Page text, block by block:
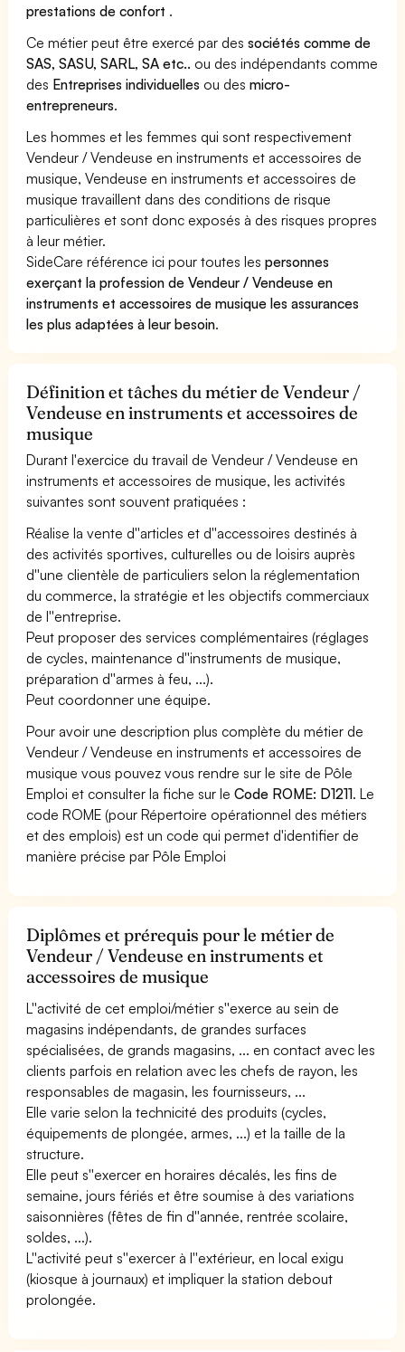
prestations de confort .
Ce métier peut être exercé par dessociétés comme de
SAS, SASU, SARL, SA etc.. ou des indépendants comme
des Entreprises individuelles ou desmicro-
entrepreneurs.
Les hommes et les femmes qui sont respectivement
Vendeur / Vendeuse en instruments et accessoires de
musique, Vendeuse en instruments et accessoires de
musique travaillent dans des conditions de risque
particulières et sont donc exposés à des risques propres
à leur métier.
SideCare référence ici pour toutes lespersonnes
exerçant la profession de Vendeur / Vendeuse en
instruments et accessoires de musique les assurances
les plus adaptées à leur besoin.
Définition et tâches du métier de Vendeur /
Vendeuse en instruments et accessoires de
musique
Durant l'exercice du travail de Vendeur / Vendeuse en
instruments et accessoires de musique, les activités
suivantes sont souvent pratiquées :
Réalise la vente d''articles et d''accessoires destinés à
des activités sportives, culturelles ou de loisirs auprès
d''une clientèle de particuliers selon la réglementation
du commerce, la stratégie et les objectifs commerciaux
de l''entreprise.
Peut proposer des services complémentaires (réglages
de cycles, maintenance d''instruments de musique,
préparation d''armes à feu, ...).
Peut coordonner une équipe.
Pour avoir une description plus complète du métier de
Vendeur / Vendeuse en instruments et accessoires de
musique vous pouvez vous rendre sur le site de Pôle
Emploi et consulter la fiche sur leCode ROME: D1211. Le
code ROME (pour Répertoire opérationnel des métiers
et des emplois) est un code qui permet d'identifier de
manière précise par Pôle Emploi
Diplômes et prérequis pour le métier de
Vendeur / Vendeuse en instruments et
accessoires de musique
L''activité de cet emploi/métier s''exerce au sein de
magasins indépendants, de grandes surfaces
spécialisées, de grands magasins, ... en contact avec les
clients parfois en relation avec les chefs de rayon, les
responsables de magasin, les fournisseurs, ...
Elle varie selon la technicité des produits (cycles,
équipements de plongée, armes, ...) et la taille de la
structure.
Elle peut s''exercer en horaires décalés, les fins de
semaine, jours fériés et être soumise à des variations
saisonnières (fêtes de fin d''année, rentrée scolaire,
soldes, ...).
L''activité peut s''exercer à l''extérieur, en local exigu
(kiosque à journaux) et impliquer la station debout
prolongée.